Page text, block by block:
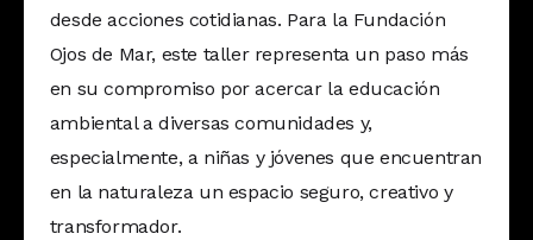
desde acciones cotidianas. Para la Fundación
Ojos de Mar, este taller representa un paso más
en su compromiso por acercar la educación
ambiental a diversas comunidades y,
especialmente, a niñas y jóvenes que encuentran
en la naturaleza un espacio seguro, creativo y
transformador.